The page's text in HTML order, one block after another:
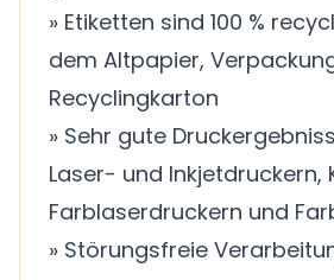
» Etiketten sind 100 %
dem Altpapier,
Recyclingkarton
» Sehr gute
Laser- und Inkjetdruckern,
Farblaserdruckern und
» Störungsfreie